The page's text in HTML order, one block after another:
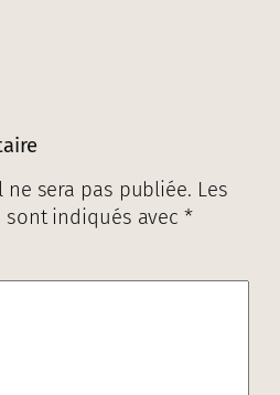
ne sera pas publiée. Les
sont indiqués avec*